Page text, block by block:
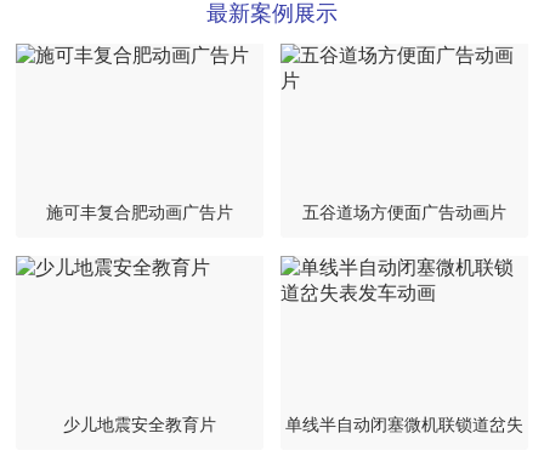
最新案例展示
施可丰复合肥动画广告片 五谷道场方便面广告动画片
少儿地震安全教育片 单线半自动闭塞微机联锁道岔失